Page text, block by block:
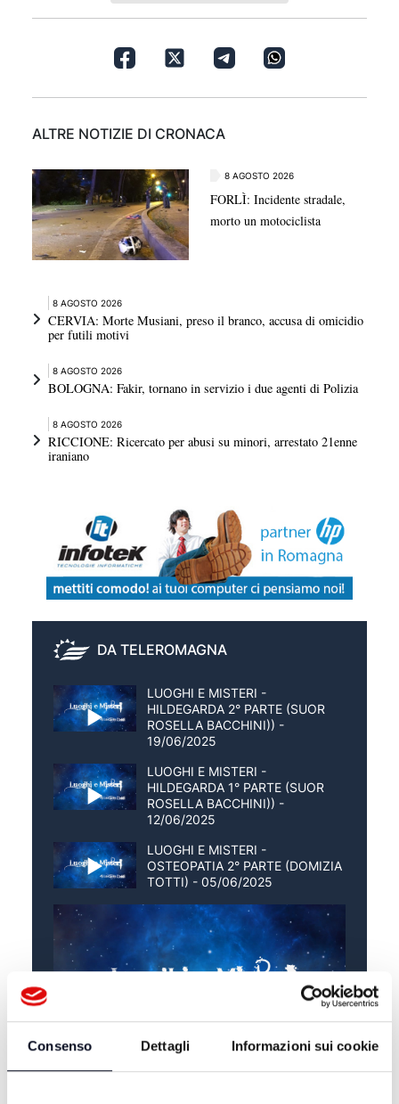
Consenso Dettagli Informazioni sui cookie
ALTRE NOTIZIE DI CRONACA
8 AGOSTO 2026
FORLÌ: Incidente stradale,
morto un motociclista
8 AGOSTO 2026
CERVIA: Morte Musiani, preso il branco, accusa di omicidio
per futili motivi
8 AGOSTO 2026
BOLOGNA: Fakir, tornano in servizio i due agenti di Polizia
8 AGOSTO 2026
RICCIONE: Ricercato per abusi su minori, arrestato 21enne
iraniano
DA TELEROMAGNA
LUOGHI E MISTERI -
HILDEGARDA 2° PARTE (SUOR
ROSELLA BACCHINI)) -
19/06/2025
LUOGHI E MISTERI -
HILDEGARDA 1° PARTE (SUOR
ROSELLA BACCHINI)) -
12/06/2025
LUOGHI E MISTERI -
OSTEOPATIA 2° PARTE (DOMIZIA
TOTTI) - 05/06/2025